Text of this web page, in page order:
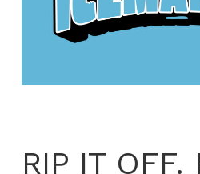
RIP IT OFF.